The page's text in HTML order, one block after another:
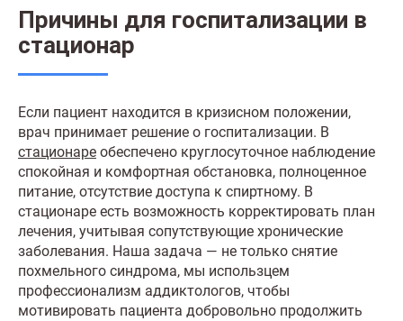
Причины для госпитализации в
стационар
Если пациент находится в кризисном положении,
врач принимает решение о госпитализации. В
стационаре обеспечено круглосуточное наблюдение
спокойная и комфортная обстановка, полноценное
питание, отсутствие доступа к спиртному. В
стационаре есть возможность корректировать план
лечения, учитывая сопутствующие хронические
заболевания. Наша задача — не только снятие
похмельного синдрома, мы использцем
профессионализм аддиктологов, чтобы
мотивировать пациента добровольно продолжить